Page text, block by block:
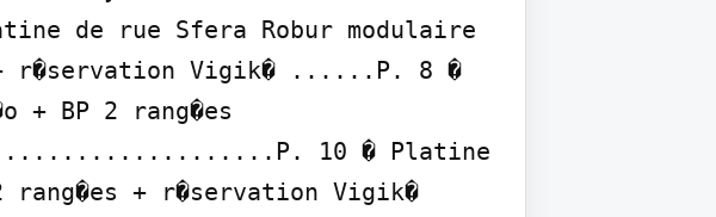
de rue Sfera Robur modulaire
+ r�servation Vigik� ......P. 8 �
+ BP 2 rang�es
10 � Platine
rang�es + r�servation Vigik�